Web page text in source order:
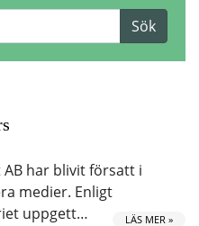
har blivit försatt i
medier. Enligt
uppgett…
LÄS MER »